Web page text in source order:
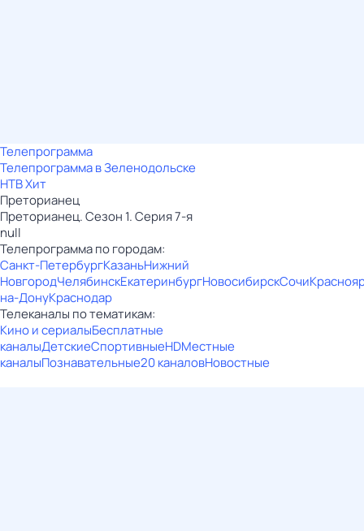
Телепрограмма
Телепрограмма в Зеленодольске
НТВ Хит
Преторианец
Преторианец. Сезон 1. Серия 7-я
null
Телепрограмма по городам:
Санкт-ПетербургКазаньНижний
НовгородЧелябинскЕкатеринбургНовосибирскСочи
на-ДонуКраснодар
Телеканалы по тематикам:
Кино и сериалыБесплатные
каналыДетскиеСпортивныеHDМестные
каналыПознавательные20 каналовНовостные